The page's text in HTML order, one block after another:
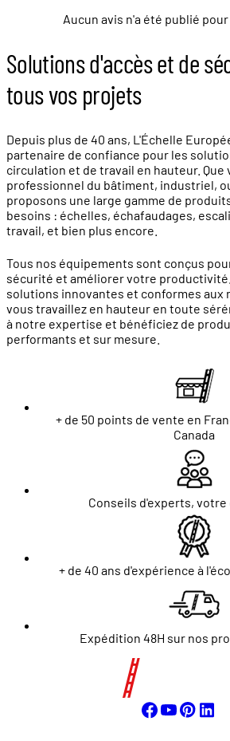
Aucun avis n'a été publié pour
Solutions d'accès et de
tous vos projets
Depuis plus de 40 ans, L'Échelle
partenaire de confiance pour les
circulation et de travail en hauteur. Que
professionnel du bâtiment, industriel,
proposons une large gamme de
besoins : échelles, échafaudages,
travail, et bien plus encore.
Tous nos équipements sont conçus
sécurité et améliorer votre productivité.
solutions innovantes et conformes aux
vous travaillez en hauteur en toute
à notre expertise et bénéficiez de
performants et sur mesure.
+ de 50 points de vente en
Canada
Conseils d'experts, votre
+ de 40 ans d'expérience à
Expédition 48H sur nos